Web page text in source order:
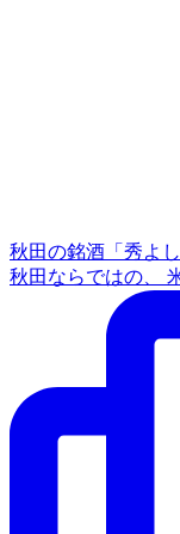
秋田の銘酒「秀よ
秋田ならではの、